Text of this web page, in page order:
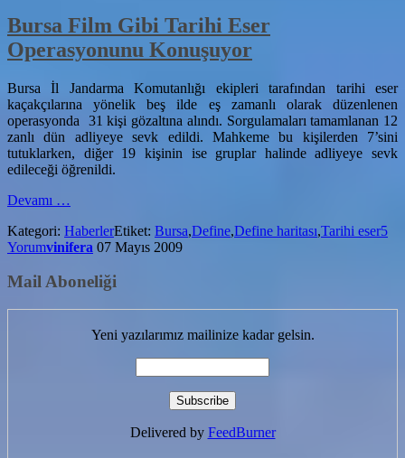
Bursa Film Gibi Tarihi Eser
Operasyonunu Konuşuyor
Bursa İl Jandarma Komutanlığı ekipleri tarafından tarihi eser
kaçakçılarına yönelik beş ilde eş zamanlı olarak düzenlenen
operasyonda 31 kişi gözaltına alındı. Sorgulamaları tamamlanan 12
zanlı dün adliyeye sevk edildi. Mahkeme bu kişilerden 7’sini
tutuklarken, diğer 19 kişinin ise gruplar halinde adliyeye sevk
edileceği öğrenildi.
Devamı
Gibi
Tarihi
Operasyonunu
…
Kategori: HaberlerEtiket: Bursa,Define,Define haritası,Tarihi eser5
Yorumvinifera 07 Mayıs 2009
Mail Aboneliği
Yeni yazılarımız mailinize kadar gelsin.
Delivered by FeedBurner